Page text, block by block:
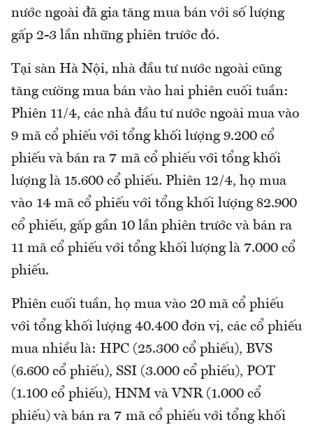
nước ngoài đã gia tăng mua bán với số lượng
gấp 2-3 lần những phiên trước đó.
Tại sàn Hà Nội, nhà đầu tư nước ngoài cũng
tăng cường mua bán vào hai phiên cuối tuần:
Phiên 11/4, các nhà đầu tư nước ngoài mua vào
9 mã cổ phiếu với tổng khối lượng 9.200 cổ
phiếu và bán ra 7 mã cổ phiếu với tổng khối
lượng là 15.600 cổ phiếu. Phiên 12/4, họ mua
vào 14 mã cổ phiếu với tổng khối lượng 82.900
cổ phiếu, gấp gần 10 lần phiên trước và bán ra
11 mã cổ phiếu với tổng khối lượng là 7.000 cổ
phiếu.
Phiên cuối tuần, họ mua vào 20 mã cổ phiếu
với tổng khối lượng 40.400 đơn vị, các cổ phiếu
mua nhiều là: HPC (25.300 cổ phiếu), BVS
(6.600 cổ phiếu), SSI (3.000 cổ phiếu), POT
(1.100 cổ phiếu), HNM và VNR (1.000 cổ
phiếu) và bán ra 7 mã cổ phiếu với tổng khối